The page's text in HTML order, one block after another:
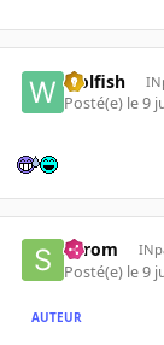
wolfish
Posté(e) le 9
Serom
Posté(e) le 9
AUTEUR